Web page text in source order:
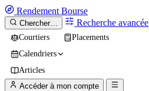
Rendement Bourse
Chercher… Recherche avancée
Courtiers
Placements
Calendriers
Articles
Accéder à mon compte